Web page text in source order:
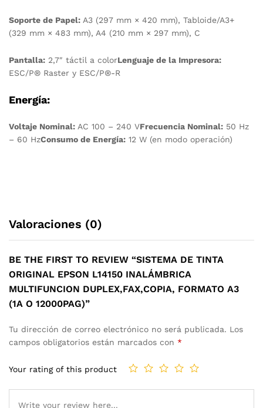
Soporte de Papel: A3 (297 mm × 420 mm), Tabloide/A3+
(329 mm × 483 mm), A4 (210 mm × 297 mm), C
Pantalla: 2,7″ táctil a colorLenguaje de la Impresora:
ESC/P® Raster y ESC/P®-R
Energía:
Voltaje Nominal: AC 100 – 240 VFrecuencia Nominal: 50 Hz
– 60 HzConsumo de Energía: 12 W (en modo operación)
Valoraciones (0)
BE THE FIRST TO REVIEW “SISTEMA DE TINTA
ORIGINAL EPSON L14150 INALÁMBRICA
MULTIFUNCION DUPLEX,FAX,COPIA, FORMATO A3
(1A O 12000PAG)”
Tu dirección de correo electrónico no será publicada. Los
campos obligatorios están marcados con *
Your rating of this product